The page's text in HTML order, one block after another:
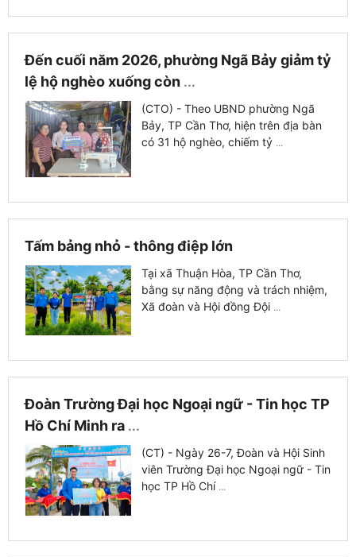
Đến cuối năm 2026, phường Ngã Bảy giảm tỷ
lệ hộ nghèo xuống còn ...
(CTO) - Theo UBND phường Ngã
Bảy, TP Cần Thơ, hiện trên địa bàn
có 31 hộ nghèo, chiếm tỷ...
Tấm bảng nhỏ - thông điệp lớn
Tại xã Thuận Hòa, TP Cần Thơ,
bằng sự năng động và trách nhiệm,
Xã đoàn và Hội đồng Đội...
Đoàn Trường Đại học Ngoại ngữ - Tin học TP
Hồ Chí Minh ra ...
(CT) - Ngày 26-7, Đoàn và Hội Sinh
viên Trường Đại học Ngoại ngữ - Tin
học TP Hồ Chí...